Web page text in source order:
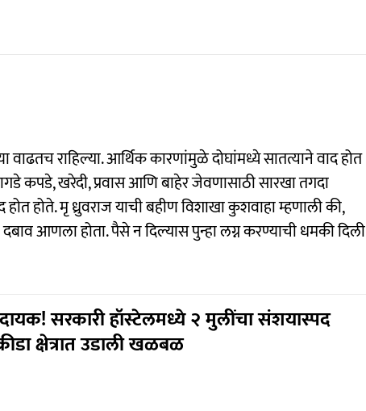
वाढतच राहिल्या. आर्थिक कारणांमुळे दोघांमध्ये सातत्याने वाद होत
कपडे, खरेदी, प्रवास आणि बाहेर जेवणासाठी सारखा तगदा
होते. मृ ध्रुवराज याची बहीण विशाखा कुशवाहा म्हणाली की,
आणला होता. पैसे न दिल्यास पुन्हा लग्न करण्याची धमकी दिली
सरकारी हॉस्टेलमध्ये २ मुलींचा संशयास्पद
क्षेत्रात उडाली खळबळ